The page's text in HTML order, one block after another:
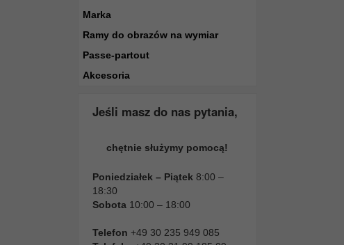
Marka
Ramy do obrazów na wymiar
Passe-partout
Akcesoria
Jeśli masz do nas pytania,
chętnie służymy pomocą!
Poniedziałek – Piątek 8:00 –
18:30
Sobota 10:00 – 18:00
Telefon +49 30 235 949 085